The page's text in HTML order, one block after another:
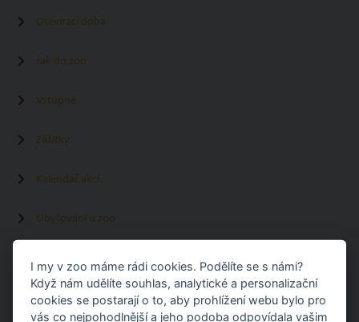
Otevírací doba
Jak do zoo
Vstupné
Zážitky
Kalendář akcí
Ubytování u zoo
ČTĚTE TAKÉ
I my v zoo máme rádi cookies. Podělíte se s námi?
Když nám udělíte souhlas, analytické a personalizační
cookies se postarají o to, aby prohlížení webu bylo pro
vás co nejpohodlnější a jeho podoba odpovídala vašim